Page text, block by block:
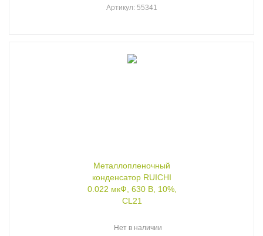
Артикул: 55341
Металлопленочный
конденсатор RUICHI
0.022 мкФ, 630 В, 10%,
CL21
Нет в наличии